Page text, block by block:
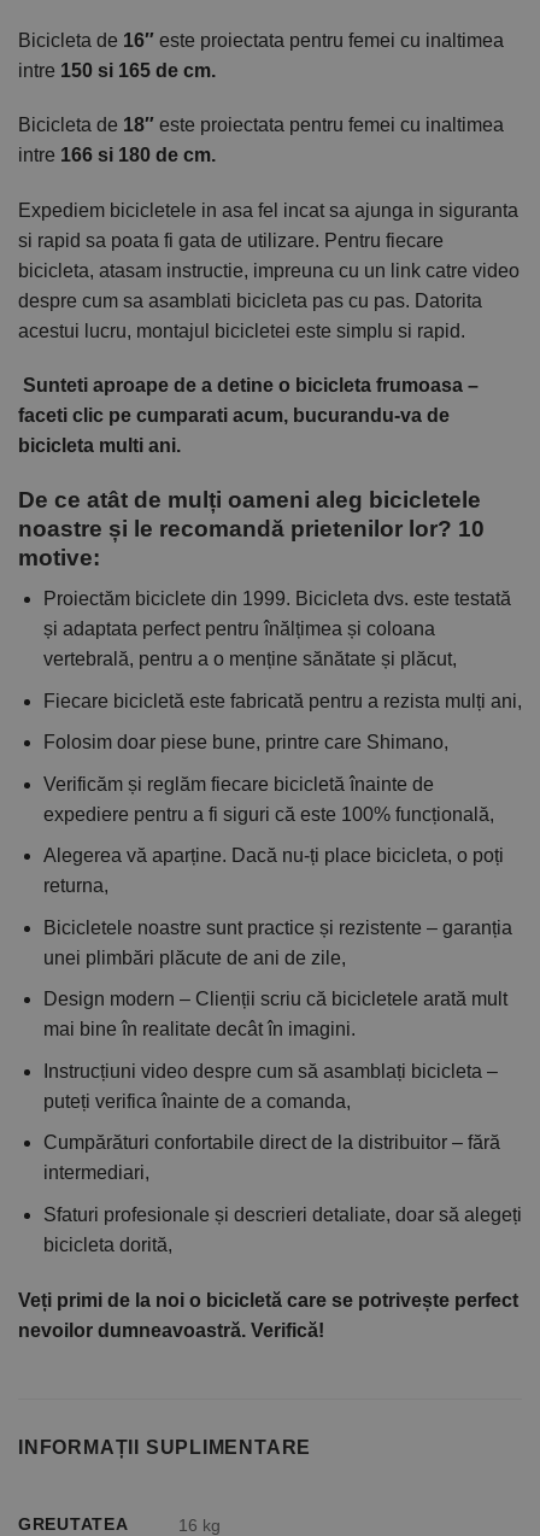
Bicicleta de 16″ este proiectata pentru femei cu inaltimea
intre 150 si 165 de cm.
Bicicleta de 18″ este proiectata pentru femei cu inaltimea
intre 166 si 180 de cm.
Expediem bicicletele in asa fel incat sa ajunga in siguranta
si rapid sa poata fi gata de utilizare. Pentru fiecare
bicicleta, atasam instructie, impreuna cu un link catre video
despre cum sa asamblati bicicleta pas cu pas. Datorita
acestui lucru, montajul bicicletei este simplu si rapid.
Sunteti aproape de a detine o bicicleta frumoasa –
faceti clic pe cumparati acum, bucurandu-va de
bicicleta multi ani.
De ce atât de mulți oameni aleg bicicletele
noastre și le recomandă prietenilor lor? 10
motive:
Proiectăm biciclete din 1999. Bicicleta dvs. este testată
și adaptata perfect pentru înălțimea și coloana
vertebrală, pentru a o menține sănătate și plăcut,
Fiecare bicicletă este fabricată pentru a rezista mulți ani,
Folosim doar piese bune, printre care Shimano,
Verificăm și reglăm fiecare bicicletă înainte de
expediere pentru a fi siguri că este 100% funcțională,
Alegerea vă aparține. Dacă nu-ți place bicicleta, o poți
returna,
Bicicletele noastre sunt practice și rezistente – garanția
unei plimbări plăcute de ani de zile,
Design modern – Clienții scriu că bicicletele arată mult
mai bine în realitate decât în imagini.
Instrucțiuni video despre cum să asamblați bicicleta –
puteți verifica înainte de a comanda,
Cumpărături confortabile direct de la distribuitor – fără
intermediari,
Sfaturi profesionale și descrieri detaliate, doar să alegeți
bicicleta dorită,
Veți primi de la noi o bicicletă care se potrivește perfect
nevoilor dumneavoastră. Verifică!
INFORMAȚII SUPLIMENTARE
GREUTATEA 16 kg